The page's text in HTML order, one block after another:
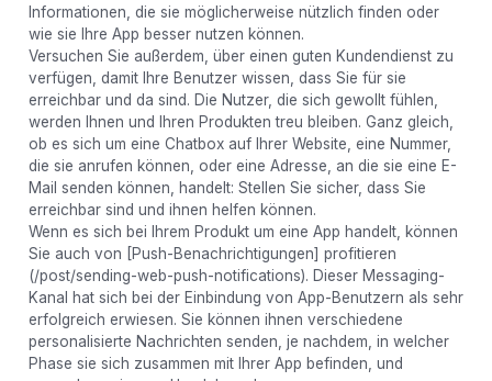
Informationen, die sie möglicherweise nützlich finden oder
wie sie Ihre App besser nutzen können.
Versuchen Sie außerdem, über einen guten Kundendienst zu
verfügen, damit Ihre Benutzer wissen, dass Sie für sie
erreichbar und da sind. Die Nutzer, die sich gewollt fühlen,
werden Ihnen und Ihren Produkten treu bleiben. Ganz gleich,
ob es sich um eine Chatbox auf Ihrer Website, eine Nummer,
die sie anrufen können, oder eine Adresse, an die sie eine E-
Mail senden können, handelt: Stellen Sie sicher, dass Sie
erreichbar sind und ihnen helfen können.
Wenn es sich bei Ihrem Produkt um eine App handelt, können
Sie auch von [Push-Benachrichtigungen] profitieren
(/post/sending-web-push-notifications). Dieser Messaging-
Kanal hat sich bei der Einbindung von App-Benutzern als sehr
erfolgreich erwiesen. Sie können ihnen verschiedene
personalisierte Nachrichten senden, je nachdem, in welcher
Phase sie sich zusammen mit Ihrer App befinden, und